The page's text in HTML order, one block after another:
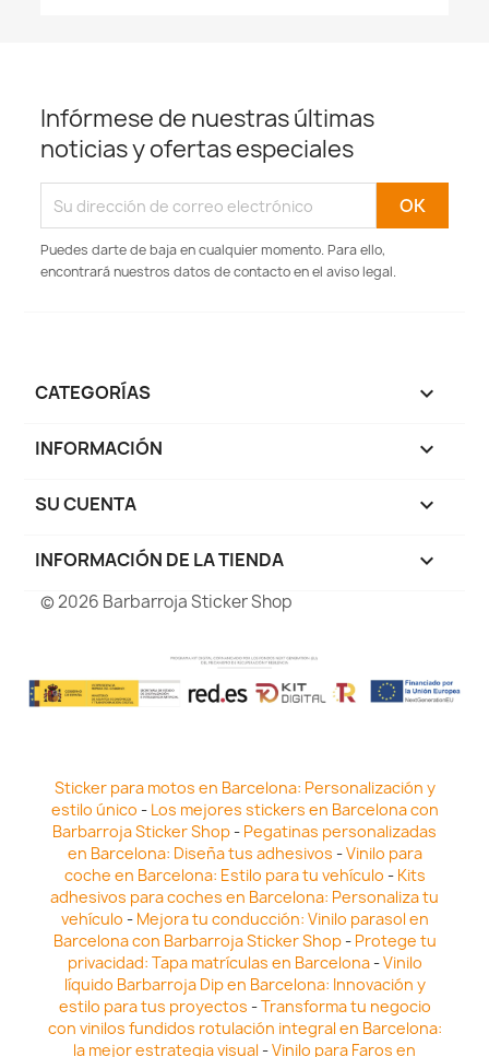
Infórmese de nuestras últimas
noticias y ofertas especiales
Puedes darte de baja en cualquier momento. Para ello,
encontrará nuestros datos de contacto en el aviso legal.
CATEGORÍAS 
INFORMACIÓN 
SU CUENTA 
INFORMACIÓN DE LA TIENDA keyboard_arrow_down
© 2026 Barbarroja Sticker Shop
Sticker para motos en Barcelona: Personalización y
estilo único - Los mejores stickers en Barcelona con
Barbarroja Sticker Shop- Pegatinas personalizadas
en Barcelona: Diseña tus adhesivos -Vinilo para
coche en Barcelona: Estilo para tu vehículo - Kits
adhesivos para coches en Barcelona: Personaliza tu
vehículo - Mejora tu conducción: Vinilo parasol en
Barcelona con Barbarroja Sticker Shop- Protege tu
privacidad: Tapa matrículas en Barcelona-Vinilo
líquido Barbarroja Dip en Barcelona: Innovación y
estilo para tus proyectos -Transforma tu negocio
con vinilos fundidos rotulación integral en Barcelona:
la mejor estrategia visual -Vinilo para Faros en